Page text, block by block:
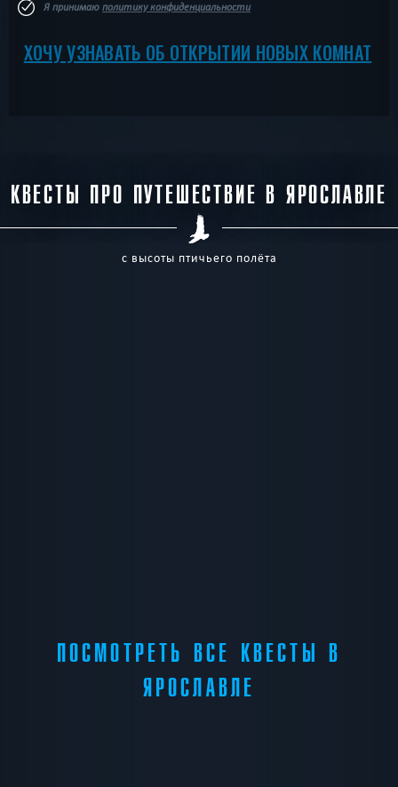
Я принимаю политику конфиденциальности
ХОЧУ УЗНАВАТЬ ОБ ОТКРЫТИИ НОВЫХ КОМНАТ
КВЕСТЫ ПРО ПУТЕШЕСТВИЕ В ЯРОСЛАВЛЕ
с высоты птичьего полёта
ПОСМОТРЕТЬ ВСЕ КВЕСТЫ В
ЯРОСЛАВЛЕ